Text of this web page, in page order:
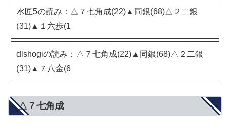
水匠5の読み：△７七角成(22)▲同銀(68)△２二銀
(31)▲１六歩(1
dlshogiの読み：△７七角成(22)▲同銀(68)△２二銀
(31)▲７八金(6
△７七角成